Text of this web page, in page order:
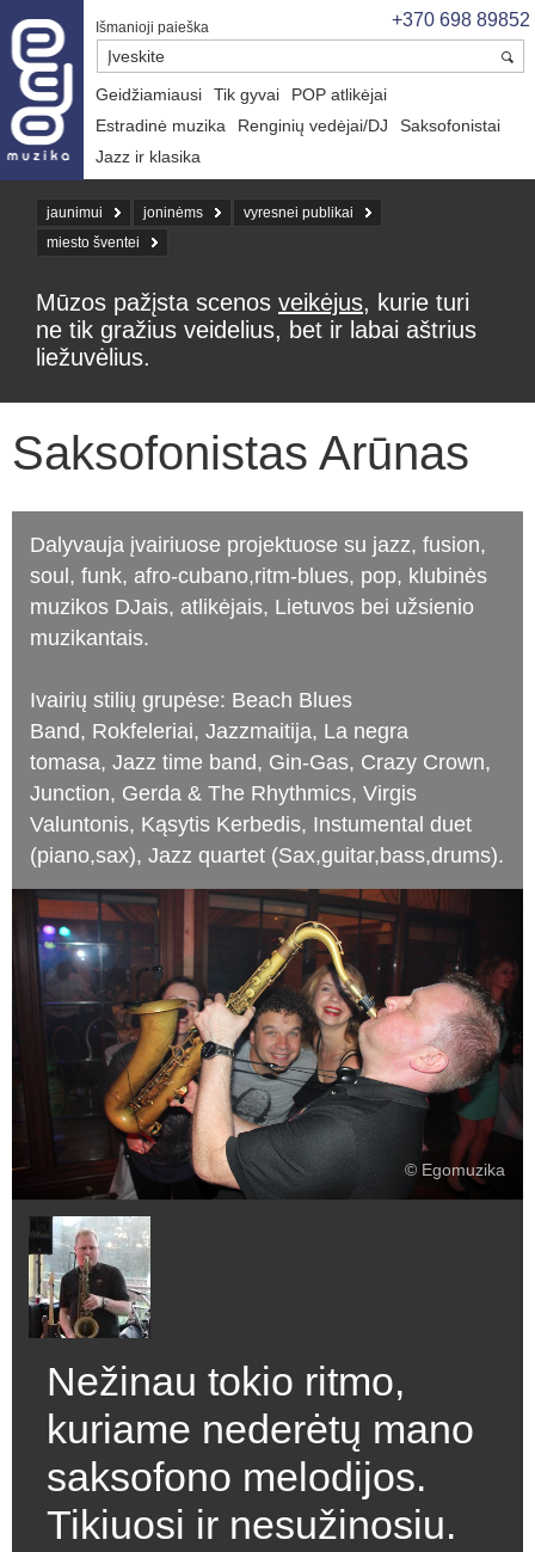
+370 698 89852
Išmanioji paieška
Geidžiamiausi Tik gyvai
POP atlikėjai
Estradinė muzika
Renginių vedėjai/DJ
Saksofonistai
Jazz ir klasika
jaunimui joninėms
vyresnei publikai
miesto šventei
Mūzos pažįsta scenos veikėjus, kurie turi
ne tik gražius veidelius, bet ir labai aštrius
liežuvėlius.
Saksofonistas Arūnas
Dalyvauja įvairiuose projektuose su jazz, fusion,
soul, funk, afro-cubano,ritm-blues, pop, klubinės
muzikos DJais, atlikėjais, Lietuvos bei užsienio
muzikantais.
Ivairių stilių grupėse: Beach Blues
Band, Rokfeleriai, Jazzmaitija, La negra
tomasa, Jazz time band, Gin-Gas, Crazy Crown,
Junction, Gerda & The Rhythmics, Virgis
Valuntonis, Kąsytis Kerbedis, Instumental duet
(piano,sax), Jazz quartet (Sax,guitar,bass,drums).
© Egomuzika
Nežinau tokio ritmo,
kuriame nederėtų mano
saksofono melodijos.
Tikiuosi ir nesužinosiu.